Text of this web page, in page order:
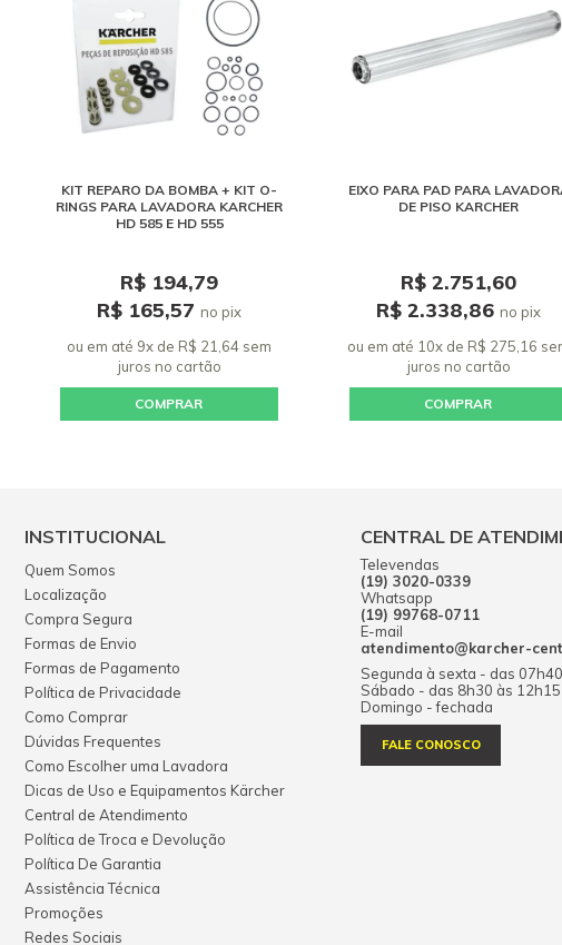
KIT REPARO DA BOMBA + KIT O-
RINGS PARA LAVADORA KARCHER
HD 585 E HD 555
R$ 194,79
R$ 165,57 no pix
ou em até 9x de R$ 21,64 sem
juros no cartão
COMPRAR
EIXO PARA PAD PARA
DE PISO KARCHER
R$ 2.751,60
R$ 2.338,86 no pix
ou em até 10x de R$ 275,16
juros no cartão
COMPRAR
INSTITUCIONAL
Quem Somos
Localização
Compra Segura
Formas de Envio
Formas de Pagamento
Política de Privacidade
Como Comprar
Dúvidas Frequentes
Como Escolher uma Lavadora
Dicas de Uso e Equipamentos Kärcher
Central de Atendimento
Política de Troca e Devolução
Política De Garantia
Assistência Técnica
Promoções
Redes Sociais
CENTRAL DE
Televendas
(19) 3020-0339
Whatsapp
(19) 99768-0711
E-mail
atendimento@karcher-
Segunda à sexta - das
Sábado - das 8h30 às 12h15
Domingo - fechada
FALE CONOSCO